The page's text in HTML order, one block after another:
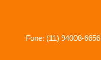
Fone: (11) 94008-6656